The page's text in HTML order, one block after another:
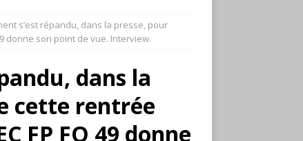
s’est répandu, dans la presse, pour
donne son point de vue. Interview.
dans la
cette rentrée
FP FO 49 donne